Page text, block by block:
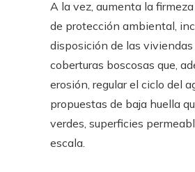
A la vez, aumenta la
de protección ambiental,
disposición de las
coberturas boscosas que,
erosión, regular el ciclo del
propuestas de baja huella
verdes, superficies
escala.